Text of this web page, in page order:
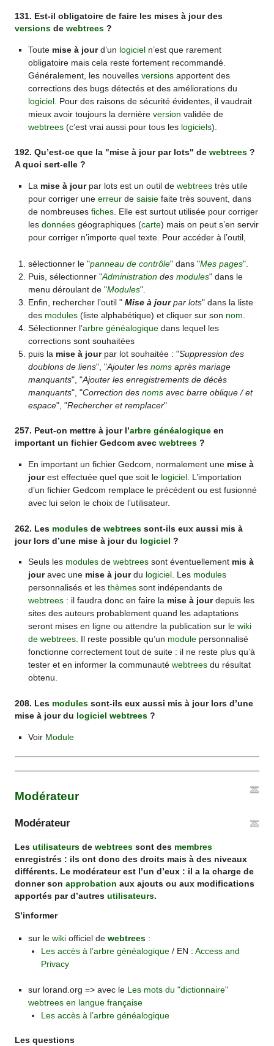
131. Est-il obligatoire de faire les mises à jour des
versions dewebtrees ?
Toute mise à jourd’un logicieln’est que rarement
obligatoire mais cela reste fortement recommandé.
Généralement, les nouvelles versionsapportent des
corrections des bugs détectés et des améliorations du
logiciel. Pour des raisons de sécurité évidentes, il vaudrait
mieux avoir toujours la dernière version validée de
webtrees(c’est vrai aussi pour tous les logiciels).
192. Qu’est-ce que la "mise à jour par lots" dewebtrees ?
A quoi sert-elle ?
La mise à jourpar lots est un outil de webtreestrès utile
pour corriger une erreurde saisiefaite très souvent, dans
de nombreuses fiches. Elle est surtout utilisée pour corriger
les donnéesgéographiques (carte) mais on peut s’en servir
pour corriger n’importe quel texte. Pour accéder à l’outil,
sélectionner le "panneau de contrôle" dans "Mes pages".
Puis, sélectionner "Administrationdes modules" dans le
menu déroulant de "Modules".
Enfin, rechercher l’outil " Mise à jourpar lots" dans la liste
des modules(liste alphabétique) et cliquer sur son nom
Sélectionner l’arbre généalogiquedans lequel les
corrections sont souhaitées
puis la mise à jourpar lot souhaitée : "Suppression des
doublons de liens", "Ajouter les nomsaprès mariage
manquants", "Ajouter les enregistrements de décès
manquants", "Correction des nomsavec barre oblique / et
espace", "Rechercher et remplacer"
257. Peut-on mettre à jour l’arbre généalogique en
important un fichier Gedcom avecwebtrees ?
En important un fichier Gedcom, normalement une mise à
jourest effectuée quel que soit le logiciel. L’importation
d’un fichier Gedcom remplace le précédent ou est fusionné
avec lui selon le choix de l’utilisateur.
262. Les modules dewebtrees sont-ils eux aussi mis à
jour lors d’une mise à jour du logiciel ?
Seuls les modulesde webtreessont éventuellement mis à
jouravec une mise à jourdu logiciel. Les modules
personnalisés et les thèmessont indépendants de
webtrees: il faudra donc en faire la mise à jourdepuis les
sites des auteurs probablement quand les adaptations
seront mises en ligne ou attendre la publication sur le wiki
de webtrees. Il reste possible qu’un modulepersonnalisé
fonctionne correctement tout de suite : il ne reste plus qu’à
tester et en informer la communauté webtreesdu résultat
obtenu.
208. Les modules sont-ils eux aussi mis à jour lors d’une
mise à jour du logiciel webtrees ?
Voir Module
Modérateur
Modérateur
Lesutilisateurs dewebtrees sont des membres
enregistrés : ils ont donc des droits mais à des niveaux
différents. Le modérateur est l’un d’eux : il a la charge de
donner sonapprobation aux ajouts ou aux modifications
apportés par d’autresutilisateurs.
S’informer
sur le wikiofficiel de webtrees:
Les accès à l’arbre généalogique / EN :Access and
Privacy
sur lorand.org => avec le Les mots du "dictionnaire"
webtrees en langue française
Les accès à l’arbre généalogique
Les questions